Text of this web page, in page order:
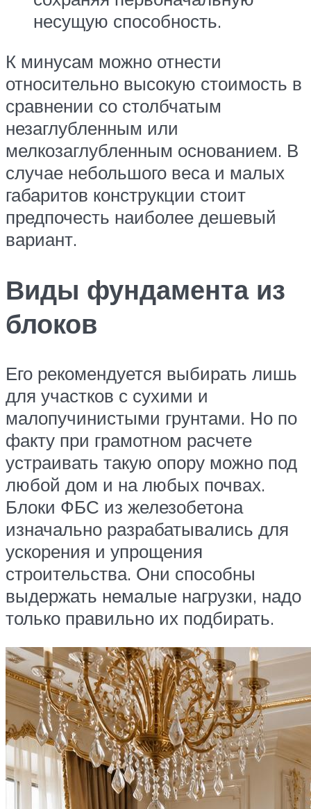
несущую способность.
К минусам можно отнести
относительно высокую стоимость в
сравнении со столбчатым
незаглубленным или
мелкозаглубленным основанием. В
случае небольшого веса и малых
габаритов конструкции стоит
предпочесть наиболее дешевый
вариант.
Виды фундамента из
блоков
Его рекомендуется выбирать лишь
для участков с сухими и
малопучинистыми грунтами. Но по
факту при грамотном расчете
устраивать такую опору можно под
любой дом и на любых почвах.
Блоки ФБС из железобетона
изначально разрабатывались для
ускорения и упрощения
строительства. Они способны
выдержать немалые нагрузки, надо
только правильно их подбирать.